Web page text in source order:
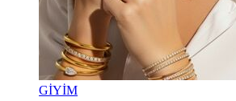
GİYİM